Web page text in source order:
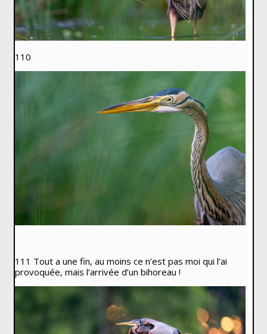
110
111 Tout a une fin, au moins ce n’est pas moi qui l’ai
provoquée, mais l’arrivée d’un bihoreau !